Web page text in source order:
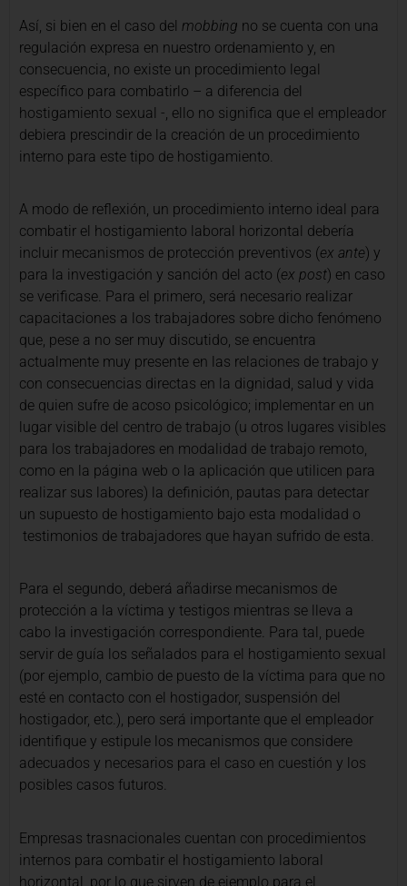
Así, si bien en el caso del mobbing no se cuenta con una
regulación expresa en nuestro ordenamiento y, en
consecuencia, no existe un procedimiento legal
específico para combatirlo – a diferencia del
hostigamiento sexual -, ello no significa que el empleador
debiera prescindir de la creación de un procedimiento
interno para este tipo de hostigamiento.
A modo de reflexión, un procedimiento interno ideal para
combatir el hostigamiento laboral horizontal debería
incluir mecanismos de protección preventivos (ex ante) y
para la investigación y sanción del acto (ex post) en caso
se verificase. Para el primero, será necesario realizar
capacitaciones a los trabajadores sobre dicho fenómeno
que, pese a no ser muy discutido, se encuentra
actualmente muy presente en las relaciones de trabajo y
con consecuencias directas en la dignidad, salud y vida
de quien sufre de acoso psicológico; implementar en un
lugar visible del centro de trabajo (u otros lugares visibles
para los trabajadores en modalidad de trabajo remoto,
como en la página web o la aplicación que utilicen para
realizar sus labores) la definición, pautas para detectar
un supuesto de hostigamiento bajo esta modalidad o
testimonios de trabajadores que hayan sufrido de esta.
Para el segundo, deberá añadirse mecanismos de
protección a la víctima y testigos mientras se lleva a
cabo la investigación correspondiente. Para tal, puede
servir de guía los señalados para el hostigamiento sexual
(por ejemplo, cambio de puesto de la víctima para que no
esté en contacto con el hostigador, suspensión del
hostigador, etc.), pero será importante que el empleador
identifique y estipule los mecanismos que considere
adecuados y necesarios para el caso en cuestión y los
posibles casos futuros.
Empresas trasnacionales cuentan con procedimientos
internos para combatir el hostigamiento laboral
horizontal, por lo que sirven de ejemplo para el